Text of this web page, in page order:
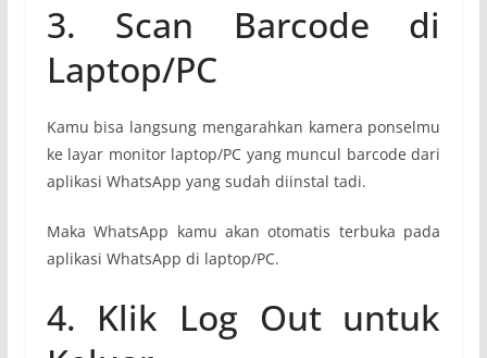
3. Scan Barcode di
Laptop/PC
Kamu bisa langsung mengarahkan kamera ponselmu
ke layar monitor laptop/PC yang muncul barcode dari
aplikasi WhatsApp yang sudah diinstal tadi.
Maka WhatsApp kamu akan otomatis terbuka pada
aplikasi WhatsApp di laptop/PC.
4. Klik Log Out untuk